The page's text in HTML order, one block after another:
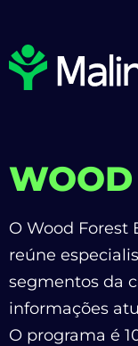
WOOD
O Wood Forest
reúne
segmentos da
informações
O programa é